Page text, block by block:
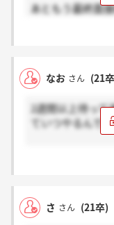
あともう最終面
なお さん (21
2週間以上待って
ていつやるんで
さ さん (21卒)